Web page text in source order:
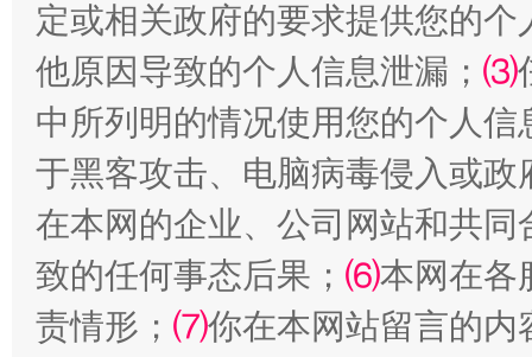
定或相关政府的要求提供您的个
他原因导致的个人信息泄漏； ⑶
中所列明的情况使用您的个人
于黑客攻击、电脑病毒侵入或
在本网的企业、公司网站和共
致的任何事态后果； ⑹本网在各
责情形； ⑺你在本网站留言的内